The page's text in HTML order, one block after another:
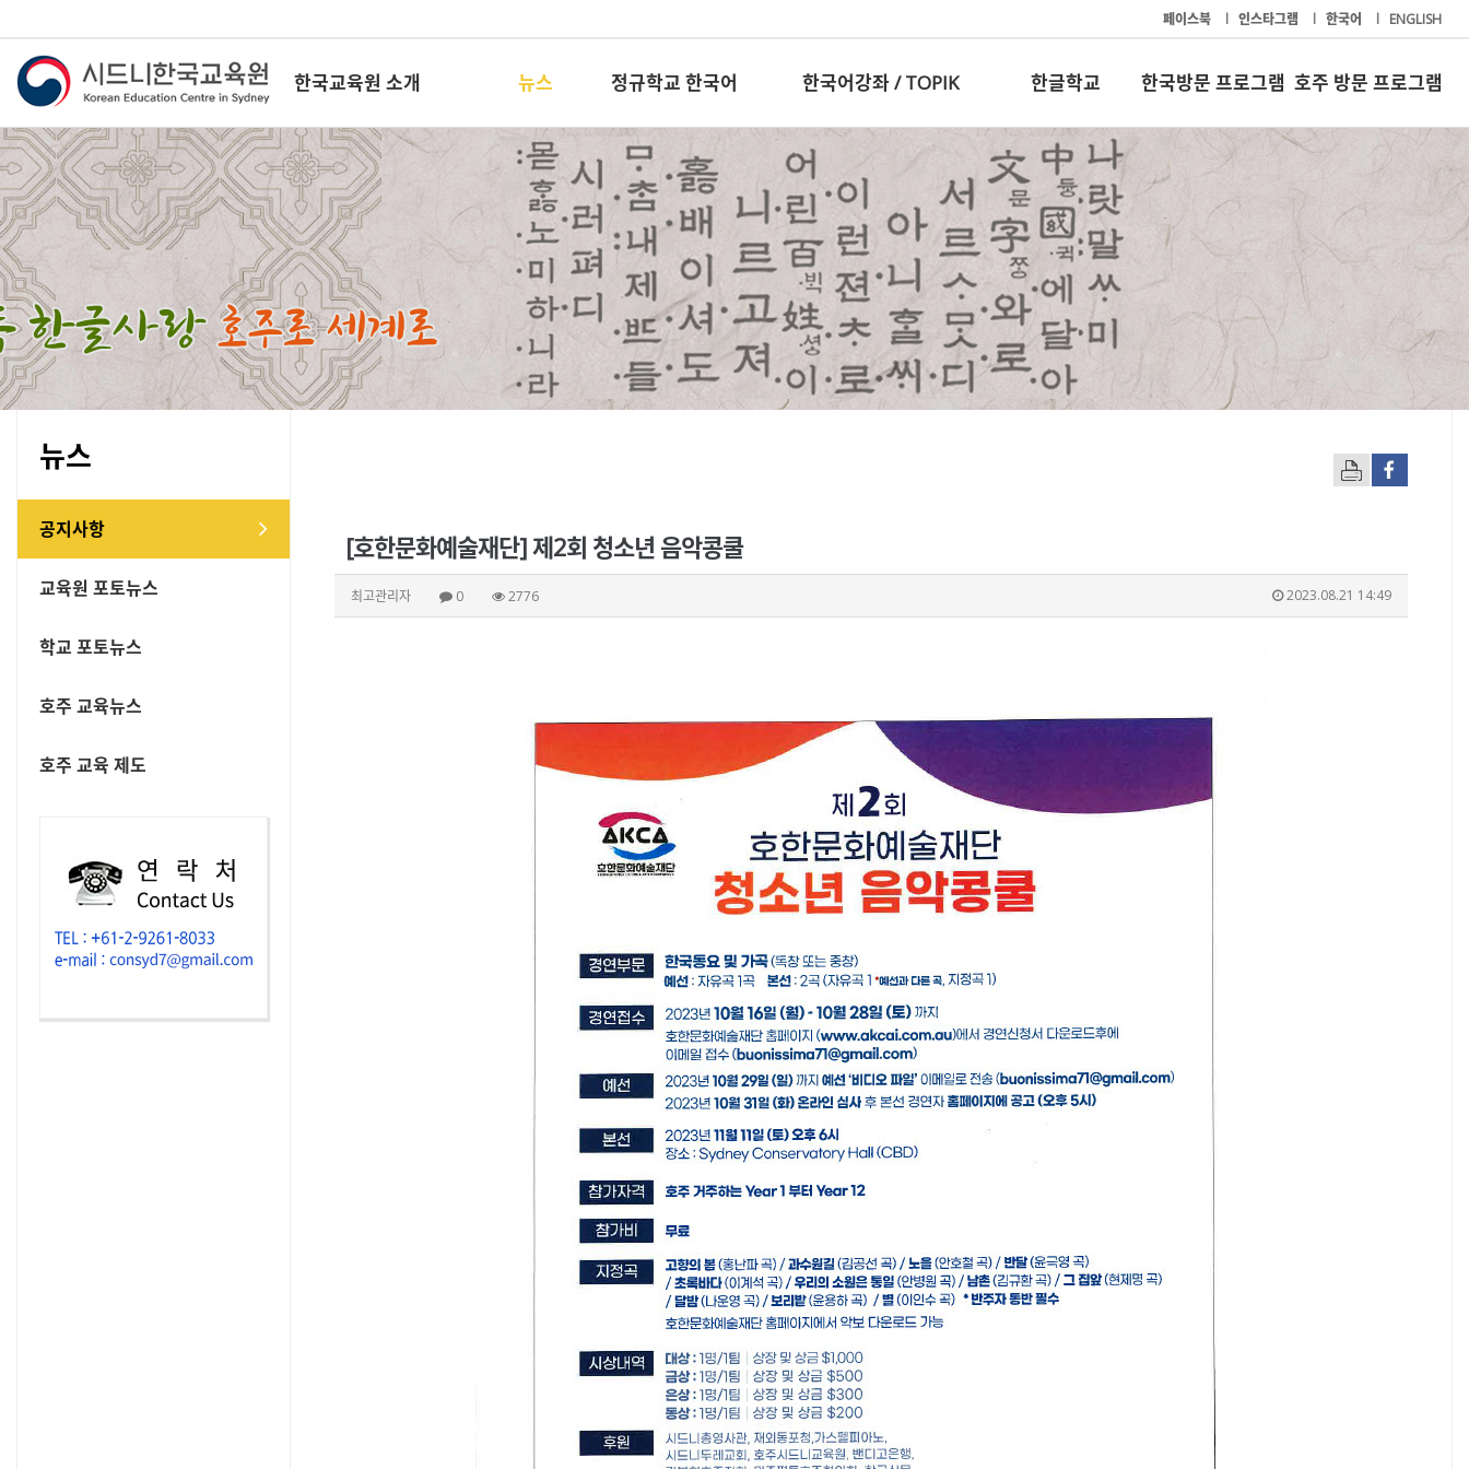
페이스북 l 인스타그램 l 한국어 l ENGLISH
한국교육원 소개 뉴스 정규학교 한국어 한국어강좌 / TOPIK 한글학교 한국방문 프로그램 호주 방문 프로그램
뉴스
공지사항
교육원 포토뉴스
학교 포토뉴스
호주 교육뉴스
호주 교육 제도
[호한문화예술재단] 제2회 청소년 음악콩쿨
최고관리자 0 2776 2023.08.21 14:49